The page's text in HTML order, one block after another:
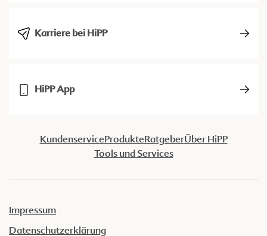
Karriere bei HiPP
HiPP App
KundenserviceProdukteRatgeberÜber HiPP
Tools und Services
Impressum
Datenschutzerklärung